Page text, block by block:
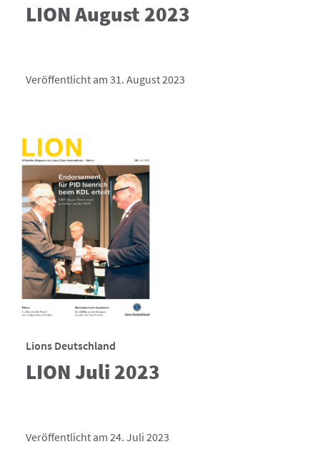
LION August 2023
Veröffentlicht am 31. August 2023
Lions Deutschland
LION Juli 2023
Veröffentlicht am 24. Juli 2023